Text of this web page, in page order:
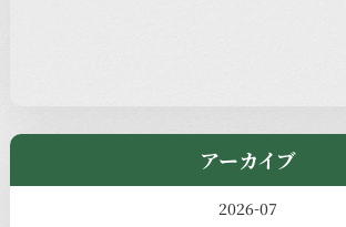
きのえねまるしぇ
アーカイブ
2026-07